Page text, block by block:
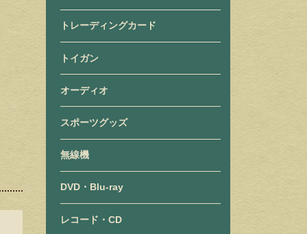
トレーディングカード
トイガン
オーディオ
スポーツグッズ
無線機
DVD・Blu-ray
レコード・CD